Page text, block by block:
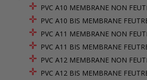
PVC A10 MEMBRANE NON
PVC A10 BIS MEMBRANE
PVC A11 MEMBRANE NON
PVC A11 BIS MEMBRANE
PVC A12 MEMBRANE NON
PVC A12 BIS MEMBRANE